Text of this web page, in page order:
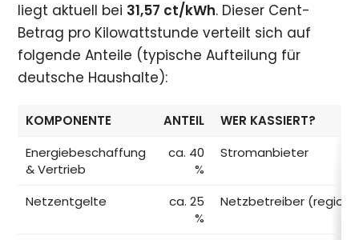
liegt aktuell bei 31,57 ct/kWh. Dieser Cent-
Betrag pro Kilowattstunde verteilt sich auf
folgende Anteile (typische Aufteilung für
deutsche Haushalte):
KOMPONENTE ANTEIL
WER KASSIERT?
Energiebeschaffung
& Vertrieb
ca. 40
%
Stromanbieter
Netzentgelte
ca. 25
%
Netzbetreiber